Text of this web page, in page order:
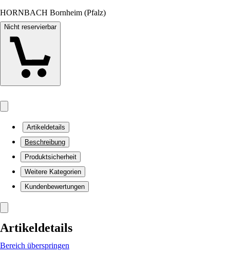
HORNBACH Bornheim (Pfalz)
Nicht reservierbar
Artikeldetails
Beschreibung
Produktsicherheit
Weitere Kategorien
Kundenbewertungen
Artikeldetails
Bereich überspringen